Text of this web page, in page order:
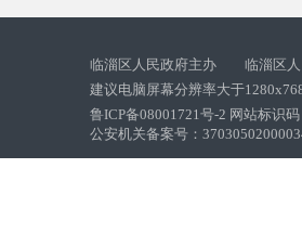
临淄区人民政府主办 临淄区人
建议电脑屏幕分辨率大于
鲁ICP备08001721号-2 网站标识
公安机关备案号：